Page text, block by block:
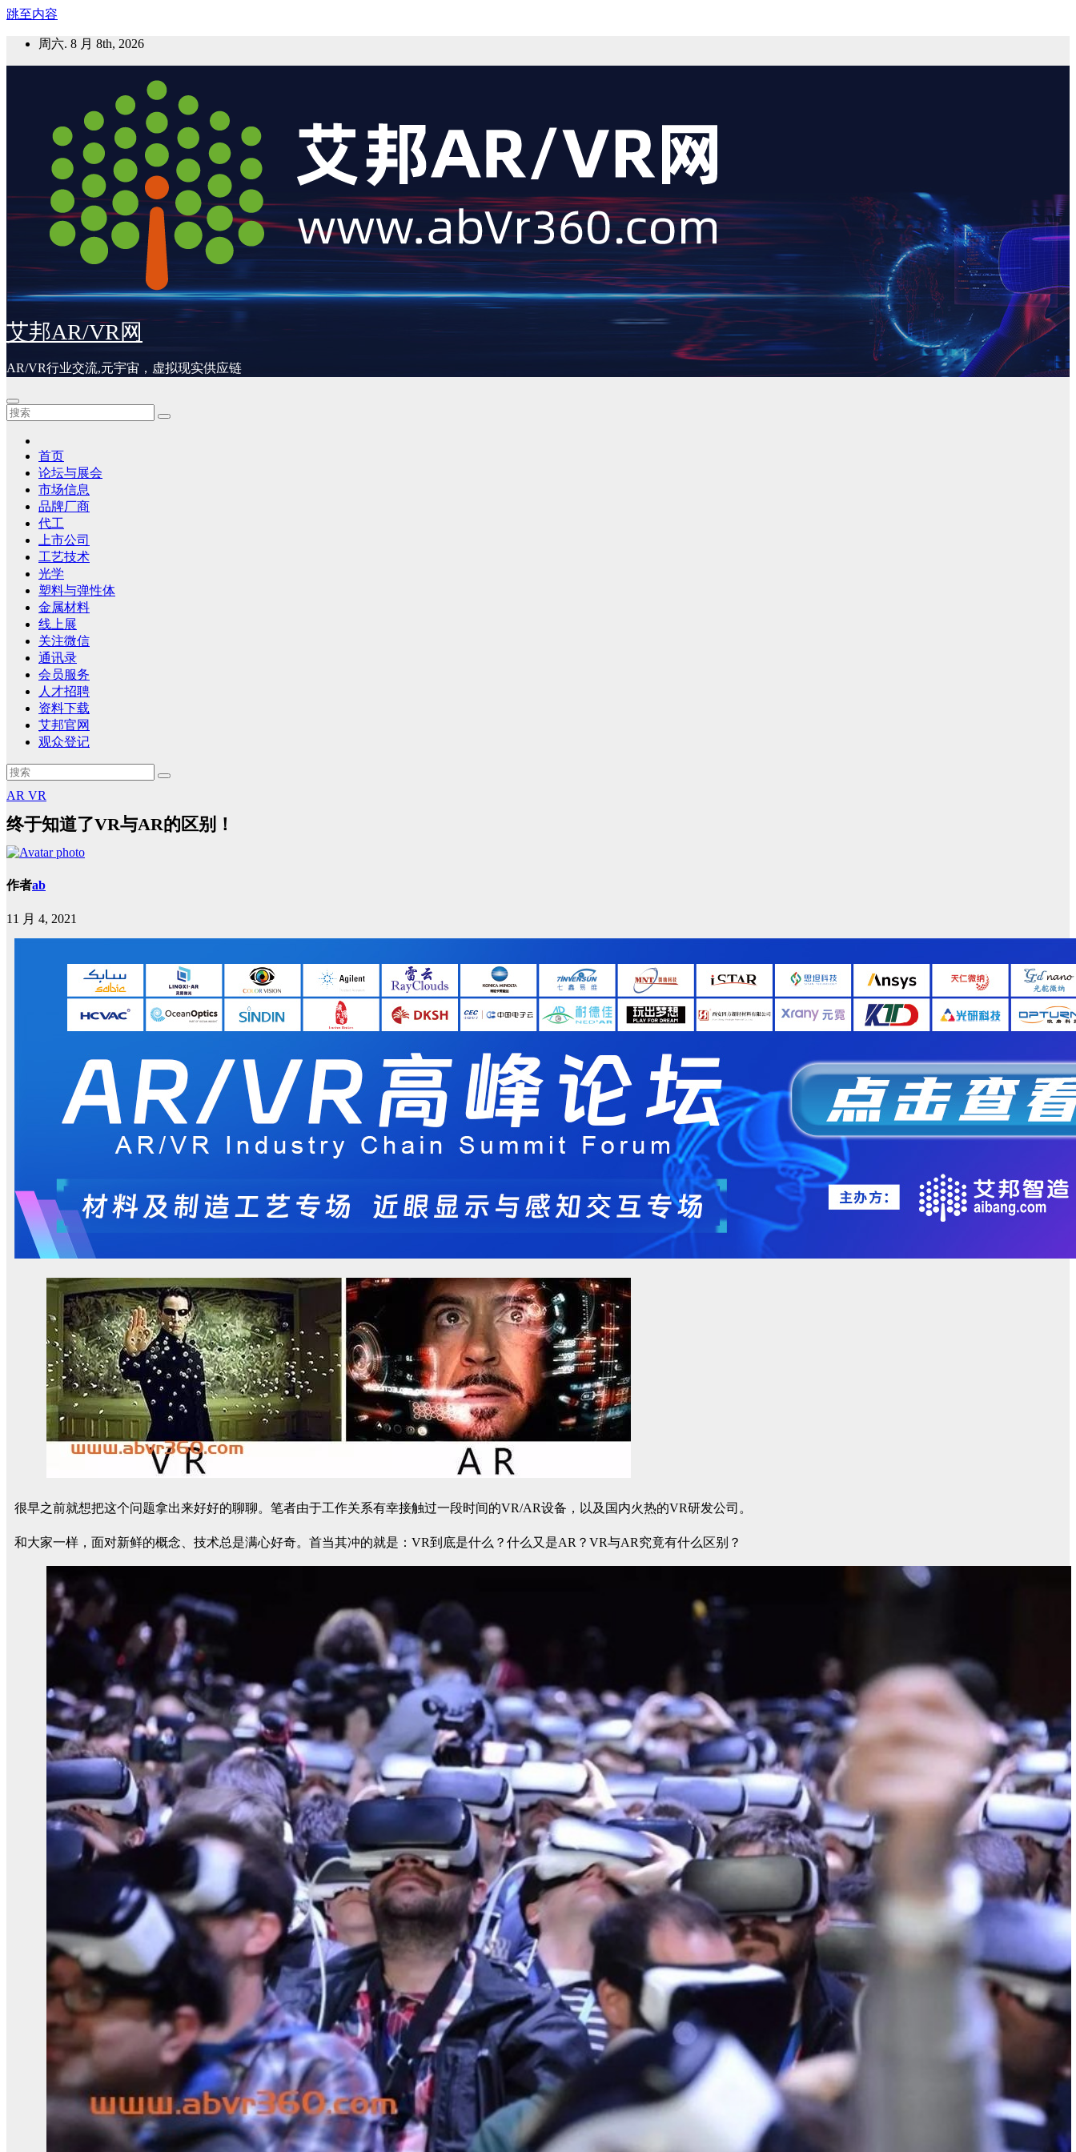
跳至内容
周六. 8 月 8th, 2026
艾邦AR/VR网
AR/VR行业交流,元宇宙，虚拟现实供应链
首页
论坛与展会
市场信息
品牌厂商
代工
上市公司
工艺技术
光学
塑料与弹性体
金属材料
线上展
关注微信
通讯录
会员服务
人才招聘
资料下载
艾邦官网
观众登记
AR VR
终于知道了VR与AR的区别！
作者ab
11 月 4, 2021
很早之前就想把这个问题拿出来好好的聊聊。笔者由于工作关系有幸接触过一段时间的VR/AR设备，以及国内火热的VR研发公司。
和大家一样，面对新鲜的概念、技术总是满心好奇。首当其冲的就是：VR到底是什么？什么又是AR？VR与AR究竟有什么区别？